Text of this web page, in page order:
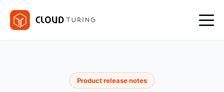
Product release notes